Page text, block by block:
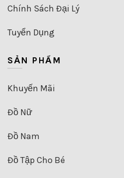
Chính Sách Đại Lý
Tuyển Dụng
SẢN PHẨM
Khuyến Mãi
Đồ Nữ
Đồ Nam
Đồ Tập Cho Bé